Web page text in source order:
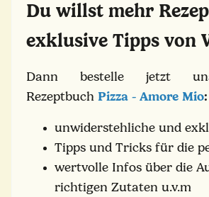
Du willst mehr
exklusive Tipps von
Dann bestelle jetzt
Rezeptbuch Pizza - Amore Mio:
unwiderstehliche und
Tipps und Tricks für die
wertvolle Infos über die
richtigen Zutaten u.v.m